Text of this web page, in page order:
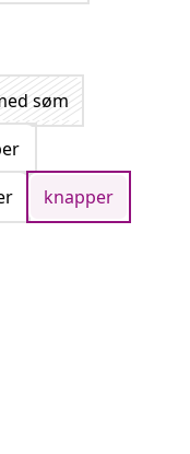
søm
knapper